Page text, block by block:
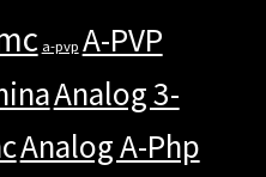
a-pvp A-PVP
Analog 3-
Analog A-Php